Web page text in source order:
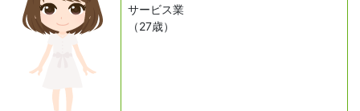
サービス業
（27歳）